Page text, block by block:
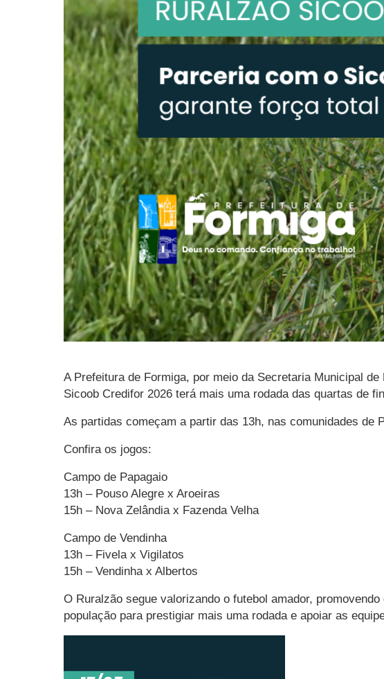
A Prefeitura de Formiga, por meio da Secretaria Municipal
Sicoob Credifor 2026 terá mais uma rodada das quartas de
As partidas começam a partir das 13h, nas comunidades de
Confira os jogos:
Campo de Papagaio
13h – Pouso Alegre x Aroeiras
15h – Nova Zelândia x Fazenda Velha
Campo de Vendinha
13h – Fivela x Vigilatos
15h – Vendinha x Albertos
O Ruralzão segue valorizando o futebol amador,
população para prestigiar mais uma rodada e apoiar as